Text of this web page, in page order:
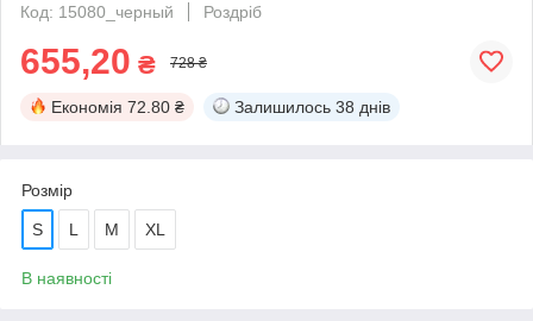
Код: 15080_черный
Роздріб
655,20 ₴ 728 ₴
Економія 72.80 ₴ Залишилось 38 днів
Розмір
S L M XL
В наявності